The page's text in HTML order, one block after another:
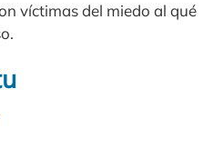
víctimas del miedo al qué